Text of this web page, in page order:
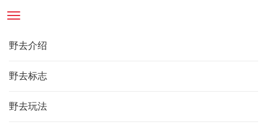
Toggle
野去介绍
野去标志
野去玩法